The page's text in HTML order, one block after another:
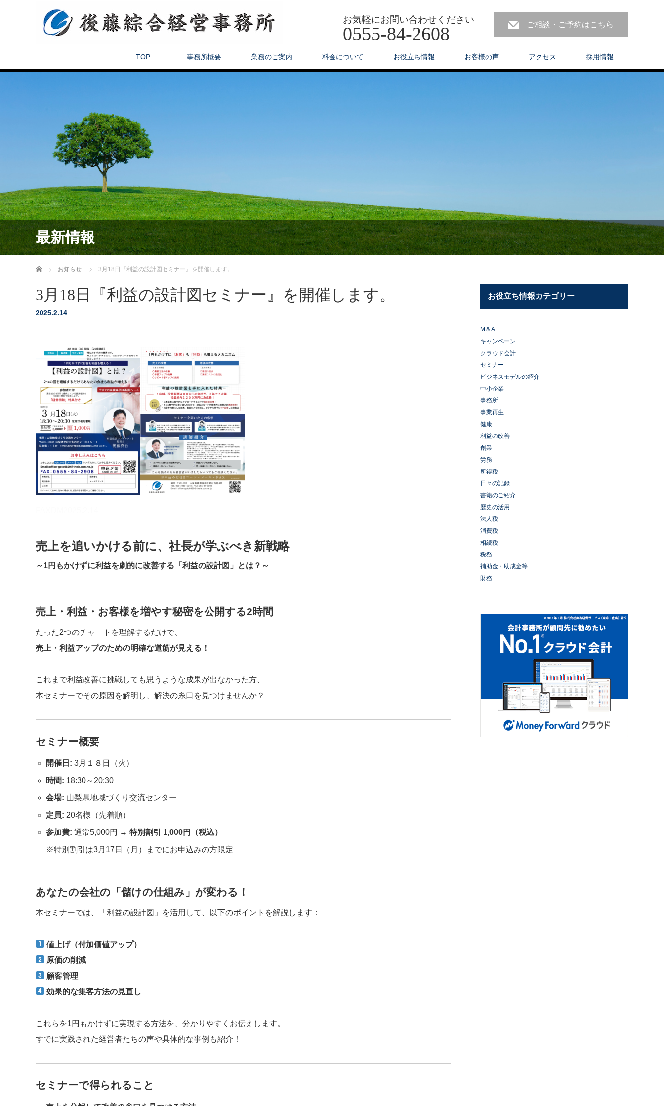
お気軽にお問い合わせください
0555-84-2608 ご相談・ご予約はこちら
TOP 事務所概要 業務のご案内 料金について お役立ち情報 お客様の声 アクセス 採用情報
最新情報
ホーム お知らせ 3月18日『利益の設計図セミナー』を開催します。
3月18日『利益の設計図セミナー』を開催します。
2025.2.14
売上を追いかける前に、社長が学ぶべき新戦略
～1円もかけずに利益を劇的に改善する「利益の設計図」とは？～
売上・利益・お客様を増やす秘密を公開する2時間
たった2つのチャートを理解するだけで、
売上・利益アップのための明確な道筋が見える！
これまで利益改善に挑戦しても思うような成果が出なかった方、
本セミナーでその原因を解明し、解決の糸口を見つけませんか？
セミナー概要
開催日: 3月１８日（火）
時間: 18:30～20:30
会場: 山梨県地域づくり交流センター
定員: 20名様（先着順）
参加費: 通常5,000円 → 特別割引 1,000円（税込）
※特別割引は3月17日（月）までにお申込みの方限定
あなたの会社の「儲けの仕組み」が変わる！
本セミナーでは、「利益の設計図」を活用して、以下のポイントを解説します：
値上げ（付加価値アップ）
原価の削減
顧客管理
効果的な集客方法の見直し
これらを1円もかけずに実現する方法を、分かりやすくお伝えします。
すでに実践された経営者たちの声や具体的な事例も紹介！
セミナーで得られること
お役立ち情報カテゴリー
M＆A
キャンペーン
クラウド会計
セミナー
ビジネスモデルの紹介
中小企業
事務所
事業再生
健康
利益の改善
創業
労務
所得税
日々の記録
書籍のご紹介
歴史の活用
法人税
消費税
相続税
税務
補助金・助成金等
財務